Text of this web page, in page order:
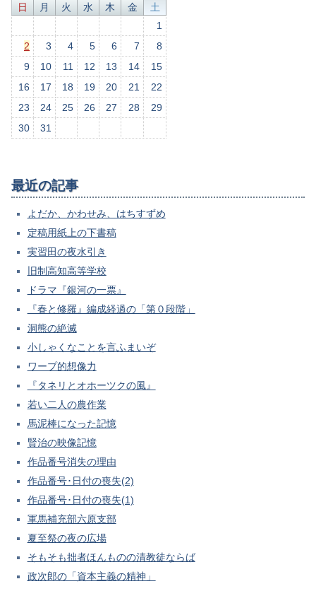
日 月 火 水 木 金
土
1
2
3 4 5 6 7
8
9
10 11 12 13 14
15
16
17 18 19 20 21
22
23
24 25 26 27 28
29
30
31
最近の記事
よだか、かわせみ、はちすずめ
定稿用紙上の下書稿
実習田の夜水引き
旧制高知高等学校
ドラマ『銀河の一票』
『春と修羅』編成経過の「第０段階」
洞熊の絶滅
小しゃくなことを言ふまいぞ
ワープ的想像力
『タネリとオホーツクの風』
若い二人の農作業
馬泥棒になった記憶
賢治の映像記憶
作品番号消失の理由
作品番号･日付の喪失(2)
作品番号･日付の喪失(1)
軍馬補充部六原支部
夏至祭の夜の広場
そもそも拙者ほんものの清教徒ならば
政次郎の「資本主義の精神」